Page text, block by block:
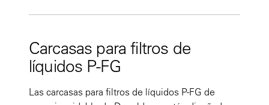
Carcasas para filtros de
líquidos P-FG
Las carcasas para filtros de líquidos P-FG de